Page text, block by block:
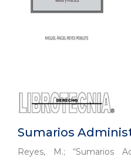
Sumarios
Reyes, M.; “Sumarios